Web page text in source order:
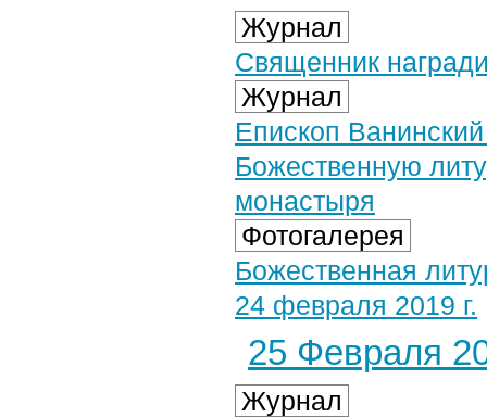
Журнал
Священник
Журнал
Епископ
Божественную
монастыря
Фотогалерея
Божественная
24 февраля 2019 г.
25 Февраля
Журнал